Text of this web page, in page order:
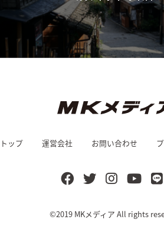
トップ 運営会社 お問い合わせ
©2019 MKメディア All rights